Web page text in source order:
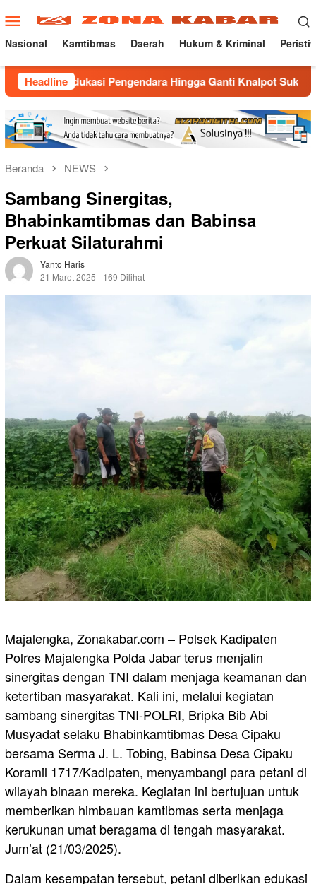
ke
konten
Menu
Mobile
Nasional Kamtibmas Daerah Hukum & Kriminal
Headline
Pengendara Hingga Ganti Knalpot Sukarela Sikat
Beranda NEWS
Sambang Sinergitas,
Bhabinkamtibmas dan Babinsa
Perkuat Silaturahmi
Yanto Haris
21 Maret 2025
169 Dilihat
Majalengka, Zonakabar.com – Polsek Kadipaten
Polres Majalengka Polda Jabar terus menjalin
sinergitas dengan TNI dalam menjaga keamanan dan
ketertiban masyarakat. Kali ini, melalui kegiatan
sambang sinergitas TNI-POLRI, Bripka Bib Abi
Musyadat selaku Bhabinkamtibmas Desa Cipaku
bersama Serma J. L. Tobing, Babinsa Desa Cipaku
Koramil 1717/Kadipaten, menyambangi para petani di
wilayah binaan mereka. Kegiatan ini bertujuan untuk
memberikan himbauan kamtibmas serta menjaga
kerukunan umat beragama di tengah masyarakat.
Jum’at (21/03/2025).
Dalam kesempatan tersebut, petani diberikan edukasi